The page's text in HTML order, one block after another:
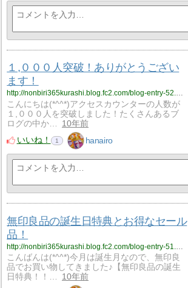
１,０００人突破！ありがとうござい
ます！
http://nonbiri365kurashi.blog.fc2.com/blog-entry-52.html
こんにちは(*^^*)アクセスカウンターの人数が
１,０００人を突破しました！たくさんあるブ
ログの中か…
10年前
いいね！
1 hanairo
無印良品の誕生日特典とお得なセール
品！
こんばんは(*^^*)今月は誕生月なので、無印良
品でお買い物してきました♪【無印良品の誕生
日特典！！…
10年前